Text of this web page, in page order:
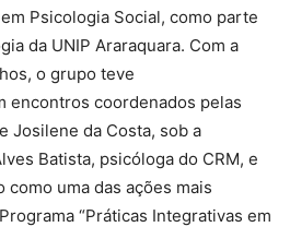
Psicologia Social, como parte
da UNIP Araraquara. Com a
o grupo teve
encontros coordenados pelas
Josilene da Costa, sob a
Batista, psicóloga do CRM, e
uma das ações mais
“Práticas Integrativas em